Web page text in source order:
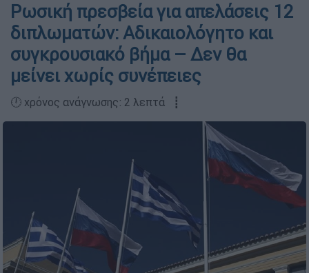
Ρωσική πρεσβεία για απελάσεις 12
διπλωματών: Αδικαιολόγητο και
συγκρουσιακό βήμα – Δεν θα
μείνει χωρίς συνέπειες
🕛 χρόνος ανάγνωσης: 2 λεπτά ┋